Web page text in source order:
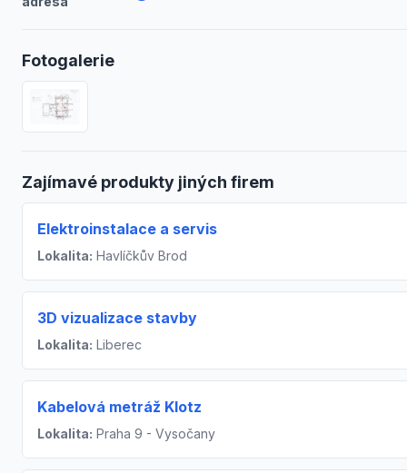
Fotogalerie
Zajímavé produkty jiných firem
Elektroinstalace a servis
Lokalita: Havlíčkův Brod
3D vizualizace stavby
Lokalita: Liberec
Kabelová metráž Klotz
Lokalita: Praha 9 - Vysočany